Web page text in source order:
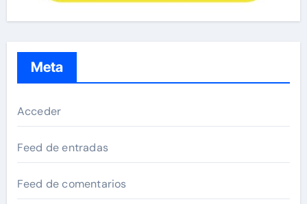
Meta
Acceder
Feed de entradas
Feed de comentarios